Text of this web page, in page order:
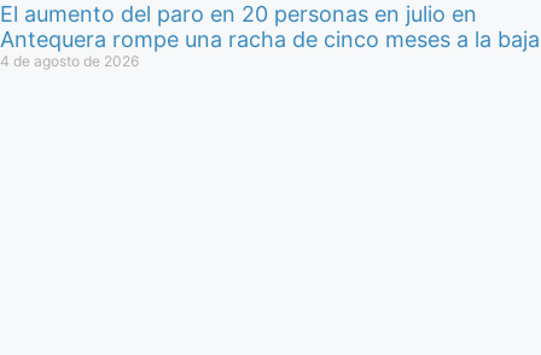
El aumento del paro en 20 personas en julio en
Antequera rompe una racha de cinco meses a la baja
4 de agosto de 2026